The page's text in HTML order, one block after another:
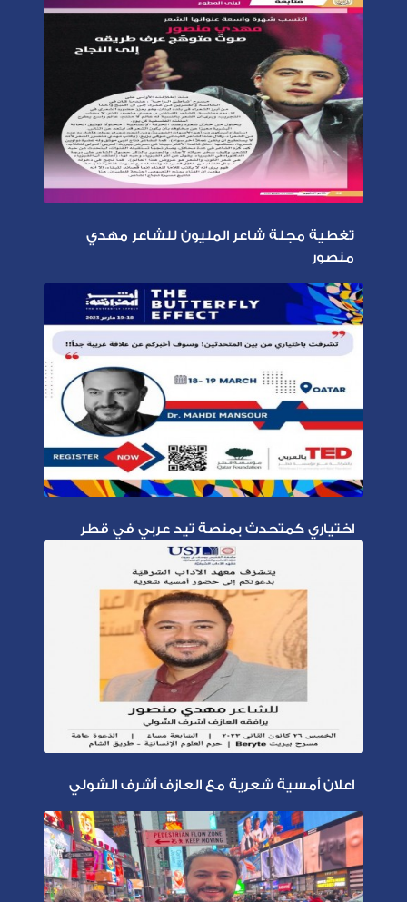
تغطية مجلة شاعر المليون للشاعر مهدي
منصور
اختياري كمتحدث بمنصة تيد عربي في قطر
اعلان أمسية شعرية مع العازف أشرف الشولي